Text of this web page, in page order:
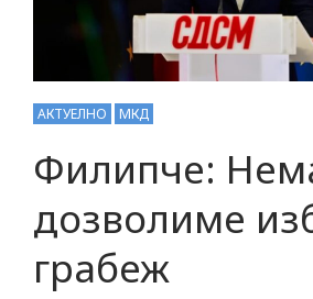
АКТУЕЛНО МКД
Филипче:
дозволиме
грабеж